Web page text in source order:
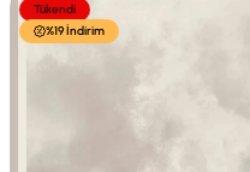
Tükendi
%19 İndirim